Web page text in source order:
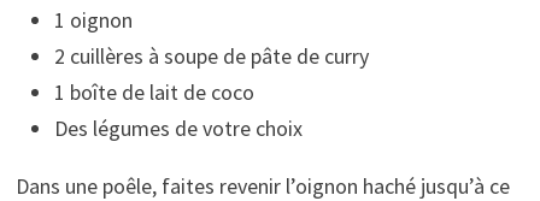
1 oignon
2 cuillères à soupe de pâte de curry
1 boîte de lait de coco
Des légumes de votre choix
Dans une poêle, faites revenir l’oignon haché jusqu’à ce